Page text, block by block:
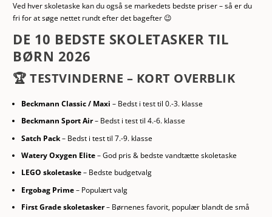
Ved hver skoletaske kan du også se markedets bedste priser – så er du
fri for at søge nettet rundt efter det bagefter 😉
DE 10 BEDSTE SKOLETASKER TIL
BØRN 2026
🏆 TESTVINDERNE – KORT OVERBLIK
Beckmann Classic / Maxi – Bedst i test til 0.-3. klasse
Beckmann Sport Air– Bedst i test til 4.-6. klasse
Satch Pack– Bedst i test til 7.-9. klasse
Watery Oxygen Elite– God pris & bedste vandtætte skoletaske
LEGO skoletaske– Bedste budgetvalg
Ergobag Prime– Populært valg
First Grade skoletasker– Børnenes favorit, populær blandt de små